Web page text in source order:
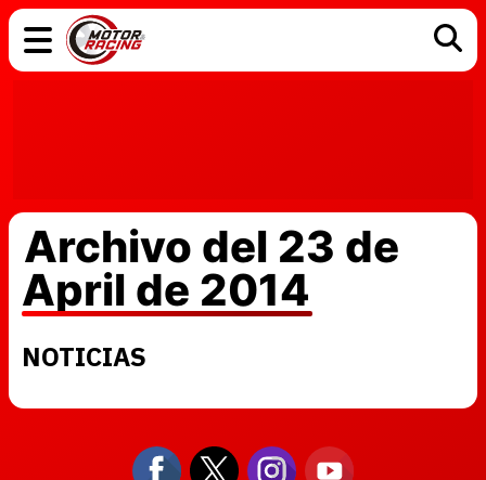
Archivo del 23 de
April de 2014
NOTICIAS